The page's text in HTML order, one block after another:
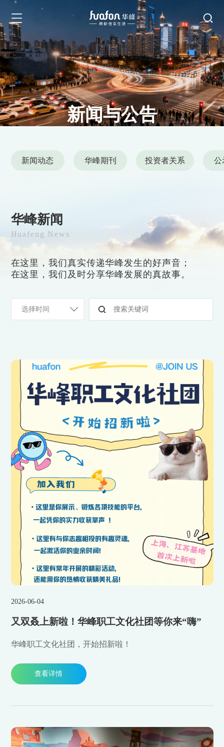
新闻与公告
新闻动态 华峰期刊 投资者关系 公
华峰新闻
Huafeng News
在这里，我们真实传递华峰发生的好声音；
在这里，我们及时分享华峰发展的真故事。
选择时间
2026-06-04
又双叒上新啦！华峰职工文化社团等你来“嗨”
华峰职工文化社团，开始招新啦！
查看详情